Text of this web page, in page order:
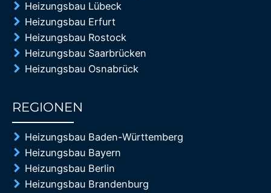
Heizungsbau Lübeck
Heizungsbau Erfurt
Heizungsbau Rostock
Heizungsbau Saarbrücken
Heizungsbau Osnabrück
REGIONEN
Heizungsbau Baden-Württemberg
Heizungsbau Bayern
Heizungsbau Berlin
Heizungsbau Brandenburg